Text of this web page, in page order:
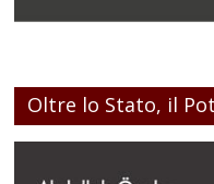
Oltre lo Stato, il